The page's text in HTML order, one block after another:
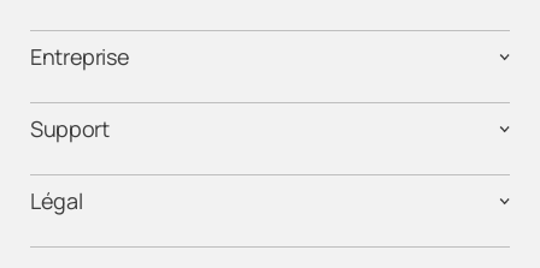
Entreprise
Support
Légal